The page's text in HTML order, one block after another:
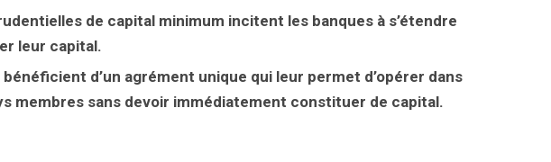
de capital minimum incitent les banques à s’étendre
leur capital.
bénéficient d’un agrément unique qui leur permet d’opérer dans
membres sans devoir immédiatement constituer de capital.